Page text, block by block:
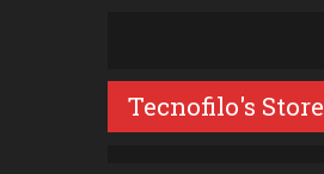
Tecnofilo's Store